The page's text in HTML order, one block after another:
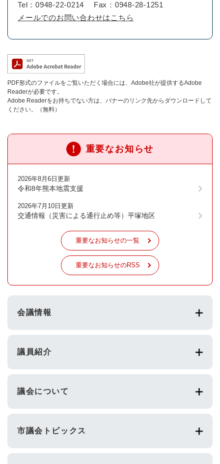
Tel：0948-22-0214
Fax：0948-28-1251
メールでのお問い合わせはこちら
PDF形式のファイルをご覧いただく場合には、Adobe社が提供するAdobe
Readerが必要です。
Adobe Readerをお持ちでない方は、バナーのリンク先からダウンロードして
ください。（無料）
重要なお知らせ
2026年8月6日更新
令和8年熊本地震支援
2026年7月10日更新
交通情報（災害による通行止め等）平塚地区
重要なお知らせの一覧
重要なお知らせのRSS
会議情報
議員紹介
議会について
市議会トピックス